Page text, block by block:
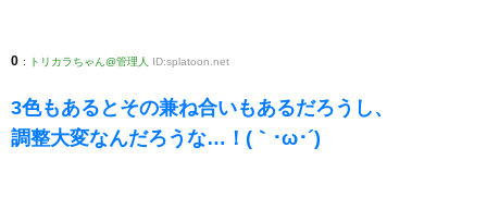
0 : トリカラちゃん@管理人 ID:splatoon.net
3色もあるとその兼ね合いもあるだろうし、
調整大変なんだろうな…！(｀･ω･´)ゞ